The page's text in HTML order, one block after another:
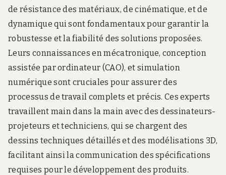
de résistance des matériaux, de cinématique, et de
dynamique qui sont fondamentaux pour garantir la
robustesse et la fiabilité des solutions proposées.
Leurs connaissances en mécatronique, conception
assistée par ordinateur (CAO), et simulation
numérique sont cruciales pour assurer des
processus de travail complets et précis. Ces experts
travaillent main dans la main avec des dessinateurs-
projeteurs et techniciens, qui se chargent des
dessins techniques détaillés et des modélisations 3D,
facilitant ainsi la communication des spécifications
requises pour le développement des produits.